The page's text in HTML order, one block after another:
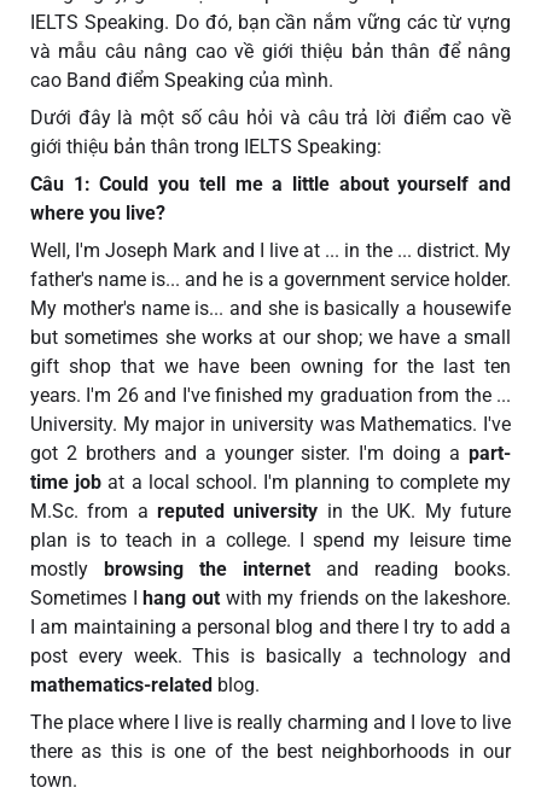
IELTS Speaking. Do đó, bạn cần nắm vững các từ vựng
và mẫu câu nâng cao về giới thiệu bản thân để nâng
cao Band điểm Speaking của mình.
Dưới đây là một số câu hỏi và câu trả lời điểm cao về
giới thiệu bản thân trong IELTS Speaking:
Câu 1: Could you tell me a little about yourself and
where you live?
Well, I'm Joseph Mark and I live at ... in the ... district. My
father's name is... and he is a government service holder.
My mother's name is... and she is basically a housewife
but sometimes she works at our shop; we have a small
gift shop that we have been owning for the last ten
years. I'm 26 and I've finished my graduation from the ...
University. My major in university was Mathematics. I've
got 2 brothers and a younger sister. I'm doing a part-
time job at a local school. I'm planning to complete my
M.Sc. from a reputed university in the UK. My future
plan is to teach in a college. I spend my leisure time
mostly
browsing the internet and reading books.
Sometimes I
hang out with my friends on the lakeshore.
I am maintaining a personal blog and there I try to add a
post every week. This is basically a technology and
mathematics-related blog.
The place where I live is really charming and I love to live
there as this is one of the best neighborhoods in our
town.